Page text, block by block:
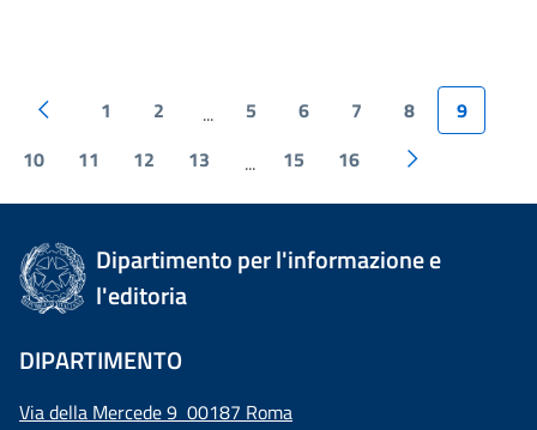
1 2 ... 5 6 7 8
9
10
11 12 13 ... 15 16
Dipartimento per l'informazione e
l'editoria
DIPARTIMENTO
Via della Mercede 9 00187 Roma